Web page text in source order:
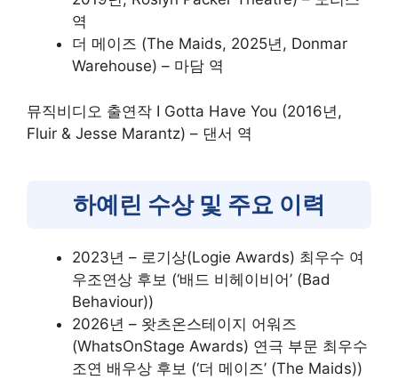
역
더 메이즈 (The Maids, 2025년, Donmar
Warehouse) – 마담 역
뮤직비디오 출연작 I Gotta Have You (2016년,
Fluir & Jesse Marantz) – 댄서 역
하예린 수상 및 주요 이력
2023년 – 로기상(Logie Awards) 최우수 여
우조연상 후보 (‘배드 비헤이비어’ (Bad
Behaviour))
2026년 – 왓츠온스테이지 어워즈
(WhatsOnStage Awards) 연극 부문 최우수
조연 배우상 후보 (‘더 메이즈’ (The Maids))